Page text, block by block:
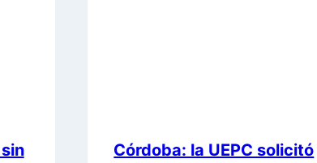
Córdoba: la UEPC solicitó